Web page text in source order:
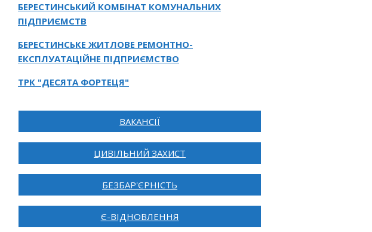
БЕРЕСТИНСЬКИЙ КОМБІНАТ КОМУНАЛЬНИХ
ПІДПРИЄМСТВ
БЕРЕСТИНСЬКЕ ЖИТЛОВЕ РЕМОНТНО-
ЕКСПЛУАТАЦІЙНЕ ПІДПРИЄМСТВО
ТРК "ДЕСЯТА ФОРТЕЦЯ"
ВАКАНСІЇ
ЦИВІЛЬНИЙ ЗАХИСТ
БЕЗБАР'ЄРНІСТЬ
Є-ВІДНОВЛЕННЯ